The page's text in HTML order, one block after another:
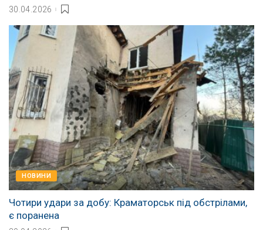
30.04.2026
НОВИНИ
Чотири удари за добу: Краматорськ під обстрілами,
є поранена